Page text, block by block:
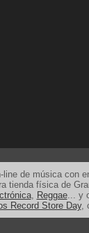
de música con
tienda física de
, Reggae... y
Record Store Day,